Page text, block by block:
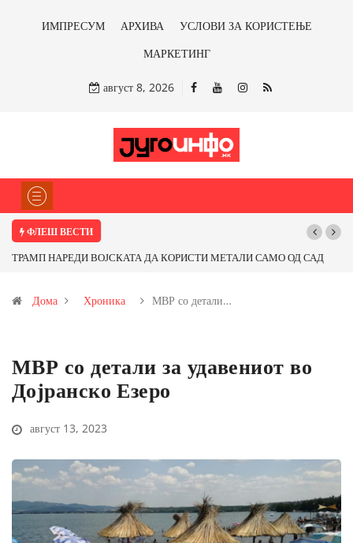
ИМПРЕСУМ АРХИВА
УСЛОВИ ЗА КОРИСТЕЊЕ
МАРКЕТИНГ
август 8, 2026
ФЛЕШ ВЕСТИ
НАРЕДИ ВОЈСКАТА ДА КОРИСТИ МЕТАЛИ САМО ОД САД
и со антимонот?
Дома Хроника МВР со детали…
МВР со детали за удавениот во
Дојранско Езеро
август 13, 2023